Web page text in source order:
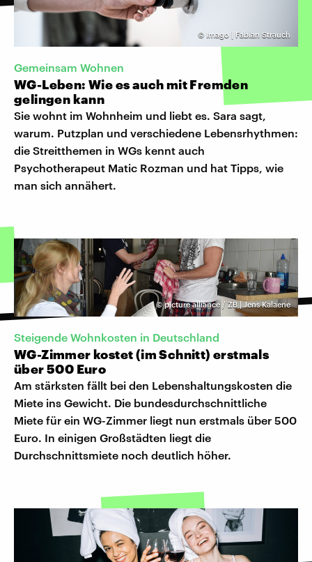
© Imago | Fabian Strauch
Gemeinsam Wohnen
WG-Leben: Wie es auch mit Fremden
gelingen kann
Sie wohnt im Wohnheim und liebt es. Sara sagt,
warum. Putzplan und verschiedene Lebensrhythmen:
die Streitthemen in WGs kennt auch
Psychotherapeut Matic Rozman und hat Tipps, wie
man sich annähert.
©picture alliance / ZB | Jens Kalaene
Steigende Wohnkosten in Deutschland
WG-Zimmer kostet (im Schnitt) erstmals
über 500 Euro
Am stärksten fällt bei den Lebenshaltungskosten die
Miete ins Gewicht. Die bundesdurchschnittliche
Miete für ein WG-Zimmer liegt nun erstmals über 500
Euro. In einigen Großstädten liegt die
Durchschnittsmiete noch deutlich höher.